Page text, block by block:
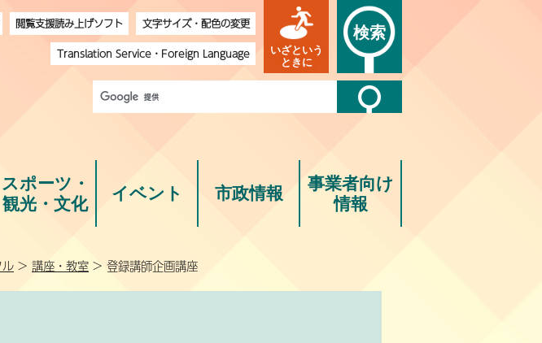
閲覧支援読み上げソフト
文字サイズ・配色の変更
Translation Service・ Foreign Language
いざという
ときに
検索
スポーツ・
観光・文化
イベント 市政情報
事業者向け
情報
> 講座・教室 > 登録講師企画講座